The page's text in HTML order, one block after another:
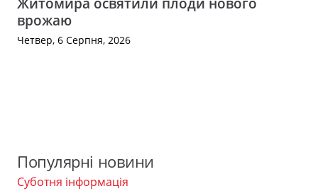
врожаю
Четвер, 6 Серпня, 2026
Популярні новини
Суботня інформація